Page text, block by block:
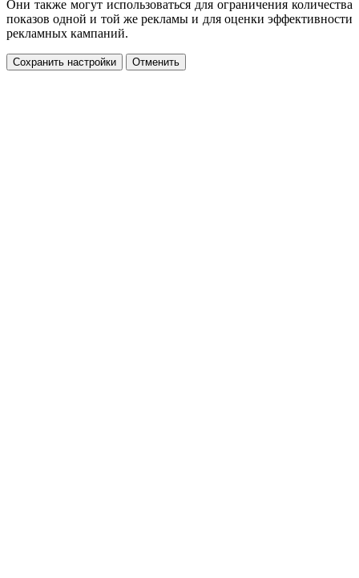
Они также могут использоваться для ограничения количества
показов одной и той же рекламы и для оценки эффективности
рекламных кампаний.
Сохранить настройки Отменить